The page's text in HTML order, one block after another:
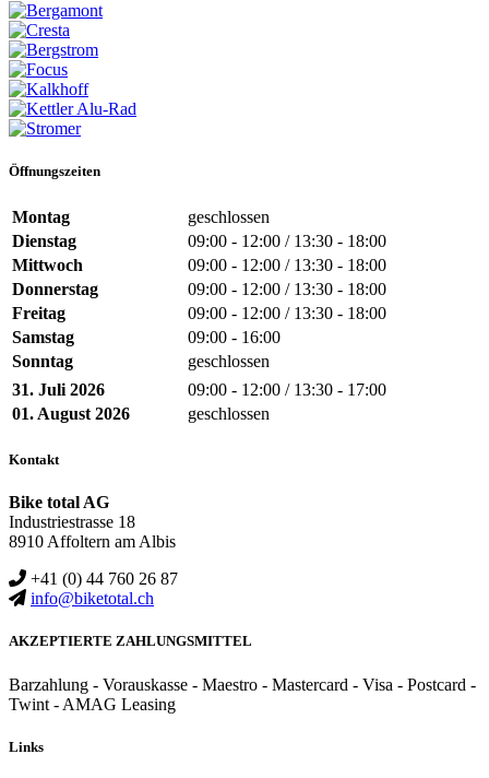
Öffnungszeiten
Montag
geschlossen
Dienstag
09:00 - 12:00 / 13:30 - 18:00
Mittwoch
09:00 - 12:00 / 13:30 - 18:00
Donnerstag
09:00 - 12:00 / 13:30 - 18:00
Freitag
09:00 - 12:00 / 13:30 - 18:00
Samstag
09:00 - 16:00
Sonntag
geschlossen
31. Juli 2026
09:00 - 12:00 / 13:30 - 17:00
01. August 2026
geschlossen
Kontakt
Bike total AG
Industriestrasse 18
8910 Affoltern am Albis
+41 (0) 44 760 26 87
info@biketotal.ch
AKZEPTIERTE ZAHLUNGSMITTEL
Barzahlung - Vorauskasse - Maestro - Mastercard - Visa - Postcard -
Twint - AMAG Leasing
Links